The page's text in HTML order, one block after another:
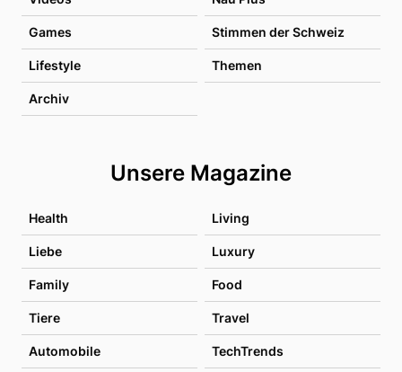
Games Stimmen der Schweiz
Lifestyle Themen
Archiv
Unsere Magazine
Health Living
Liebe Luxury
Family Food
Tiere Travel
Automobile TechTrends